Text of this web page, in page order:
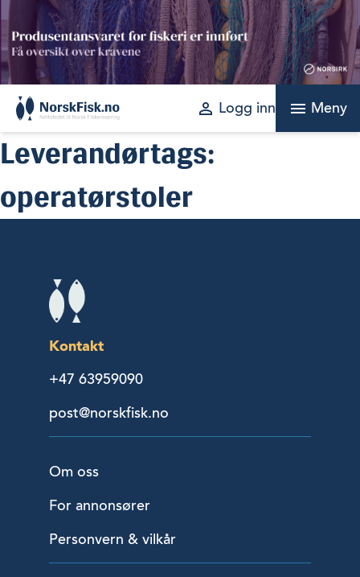
Skip
to
content
perm_identity Logg inn menu Meny
Leverandørtags:
operatørstoler
Kontakt
+47 63959090
post@norskfisk.no
Om oss
For annonsører
Personvern & vilkår